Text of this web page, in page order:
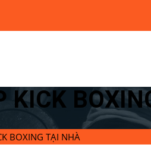
KICK
BOXING TẠI NHÀ